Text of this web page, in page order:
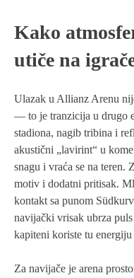
Kako
utiče na
Ulazak u Allianz Arenu
— to je tranzicija u drugo
stadiona, nagib tribina i
akustični „lavirint“ u
snagu i vraća se na teren.
motiv i dodatni pritisak.
kontakt sa punom
navijački vrisak ubrza
kapiteni koriste tu
Za navijače je arena